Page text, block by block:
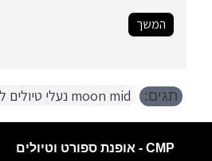
המשך
תגים: moon mid נעלי טיולים לגברים
CMP - אופנת ספורט וטיולים